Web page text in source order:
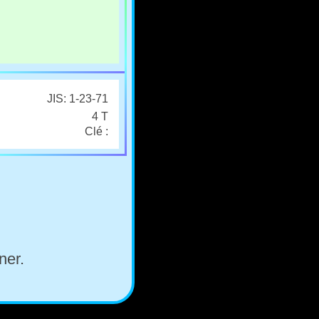
JIS: 1-23-71
4 T
Clé :